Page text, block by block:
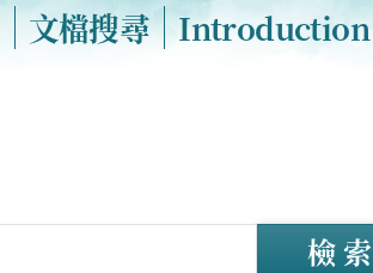
文檔搜尋 Introduction
檢 索